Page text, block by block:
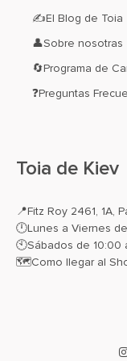
✍El Blog de Toia
👤Sobre nosotras
🔄Programa de
❓Preguntas
Toia de Kiev
📍Fitz Roy 2461, 1A,
🕛Lunes a Viernes
🕙Sábados de 10:00
🗺️Como llegar al